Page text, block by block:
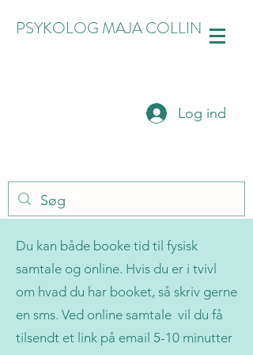
PSYKOLOG MAJA COLLIN
Log ind
Du kan både booke tid til fysisk
samtale og online. Hvis du er i tvivl
om hvad du har booket, så skriv gerne
en sms. Ved online samtale vil du få
tilsendt et link på email 5-10 minutter